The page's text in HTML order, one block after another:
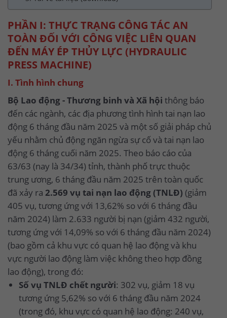
PHẦN I: THỰC TRẠNG CÔNG TÁC AN
TOÀN ĐỐI VỚI CÔNG VIỆC LIÊN QUAN
ĐẾN MÁY ÉP THỦY LỰC (HYDRAULIC
PRESS MACHINE)
I. Tình hình chung
Bộ Lao động - Thương binh và Xã hội thông báo
đến các ngành, các địa phương tình hình tai nạn lao
động 6 tháng đầu năm 2025 và một số giải pháp chủ
yếu nhằm chủ động ngăn ngừa sự cố và tai nạn lao
động 6 tháng cuối năm 2025. Theo báo cáo của
63/63 (nay là 34/34) tỉnh, thành phố trực thuộc
trung ương, 6 tháng đầu năm 2025 trên toàn quốc
đã xảy ra 2.569 vụ tai nạn lao động (TNLĐ) (giảm
405 vụ, tương ứng với 13,62% so với 6 tháng đầu
năm 2024) làm 2.633 người bị nạn (giảm 432 người,
tương ứng với 14,09% so với 6 tháng đầu năm 2024)
(bao gồm cả khu vực có quan hệ lao động và khu
vực người lao động làm việc không theo hợp đồng
lao động), trong đó:
Số vụ TNLĐ chết người: 302 vụ, giảm 18 vụ
tương ứng 5,62% so với 6 tháng đầu năm 2024
(trong đó, khu vực có quan hệ lao động: 240 vụ,